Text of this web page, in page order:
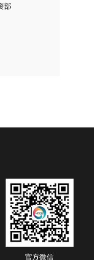
部
官方微信